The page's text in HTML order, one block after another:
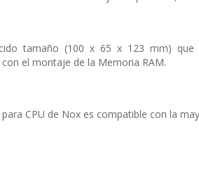
tamaño (100 x 65 x 123 mm)
el montaje de la Memoria RAM.
CPU de Nox es compatible con la